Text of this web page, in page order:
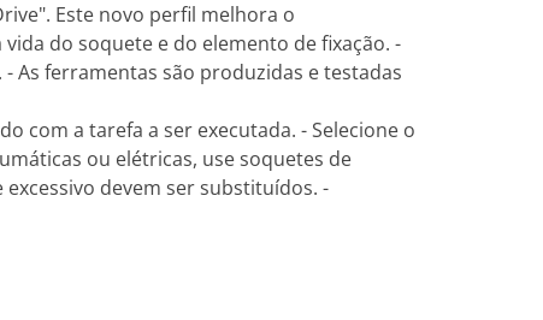
Este novo perfil melhora o
do soquete e do elemento de fixação. -
As ferramentas são produzidas e testadas
com a tarefa a ser executada. - Selecione o
ou elétricas, use soquetes de
devem ser substituídos. -